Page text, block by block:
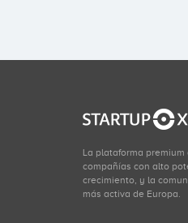
La plataforma
compañías con alto
crecimiento, y la
más activa de Europa.